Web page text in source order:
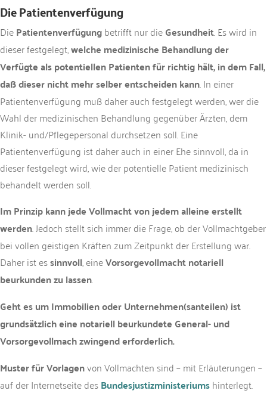
Die Patientenverfügung
DiePatientenverfügungbetrifft nur dieGesundheit. Es wird in
dieser festgelegt,welche medizinische Behandlung der
Verfügte als potentiellen Patienten für richtig hält, in dem Fall,
daß dieser nicht mehr selber entscheiden kann. In einer
Patientenverfügung muß daher auch festgelegt werden, wer die
Wahl der medizinischen Behandlung gegenüber Ärzten, dem
Klinik- und/Pflegepersonal durchsetzen soll. Eine
Patientenverfügung ist daher auch in einer Ehe sinnvoll, da in
dieser festgelegt wird, wie der potentielle Patient medizinisch
behandelt werden soll.
Im Prinzip kann jede Vollmacht von jedem alleine erstellt
werden. Jedoch stellt sich immer die Frage, ob der Vollmachtgeber
bei vollen geistigen Kräften zum Zeitpunkt der Erstellung war.
Daher ist essinnvoll, eineVorsorgevollmacht notariell
beurkunden zu lassen.
Geht es um Immobilien oder Unternehmen(santeilen) ist
grundsätzlich eine notariell beurkundete General- und
Vorsorgevollmach zwingend erforderlich.
Muster für Vorlagenvon Vollmachten sind – mit Erläuterungen –
auf der Internetseite desBundesjustizministeriumshinterlegt.